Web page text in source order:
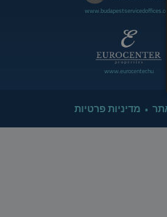
www.eurocenter.hu
מדיניות פרטיות